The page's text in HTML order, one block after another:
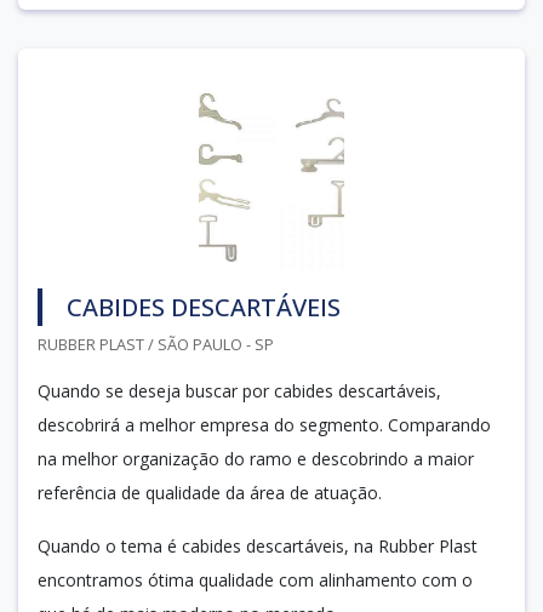
CABIDES DESCARTÁVEIS
RUBBER PLAST / SÃO PAULO - SP
Quando se deseja buscar por cabides descartáveis,
descobrirá a melhor empresa do segmento. Comparando
na melhor organização do ramo e descobrindo a maior
referência de qualidade da área de atuação.
Quando o tema é cabides descartáveis, na Rubber Plast
encontramos ótima qualidade com alinhamento com o